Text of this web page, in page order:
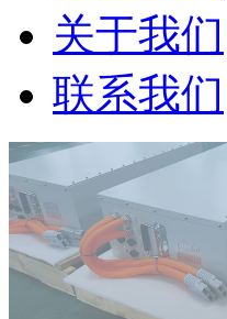
关于我们
联系我们